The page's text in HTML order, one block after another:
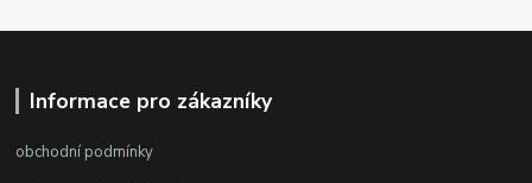
Informace pro zákazníky
obchodní podmínky